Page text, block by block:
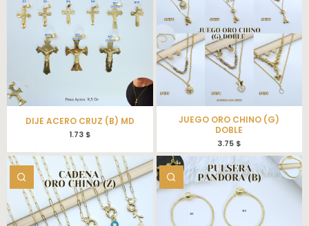
DIJE ACERO CRUZ (B) MD
1.73 $
JUEGO ORO CHINO (G)
DOBLE
3.75 $